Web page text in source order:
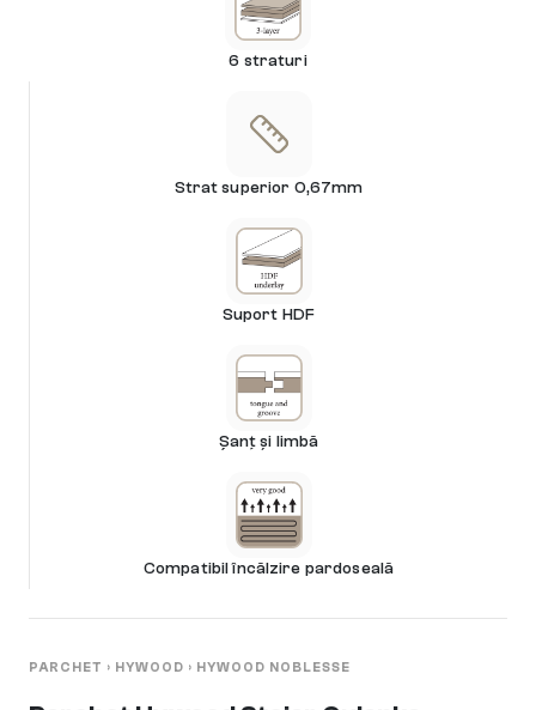
6 straturi
Strat superior 0,67mm
Suport HDF
Șanț și limbă
Compatibil încălzire pardoseală
PARCHET › HYWOOD › HYWOOD NOBLESSE